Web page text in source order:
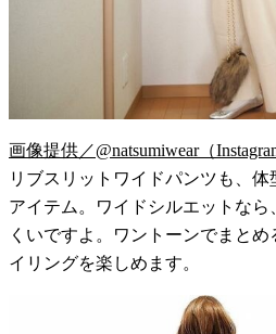
画像提供／@natsumiwear（
リブスリットワイドパンツも、
アイテム。ワイドシルエットな
くいですよ。ワントーンでまと
イリングを楽しめます。